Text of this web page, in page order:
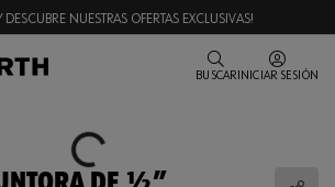
DESCUBRE NUESTRAS OFERTAS EXCLUSIVAS!
BUSCAR INICIAR SESIÓN
Loading...